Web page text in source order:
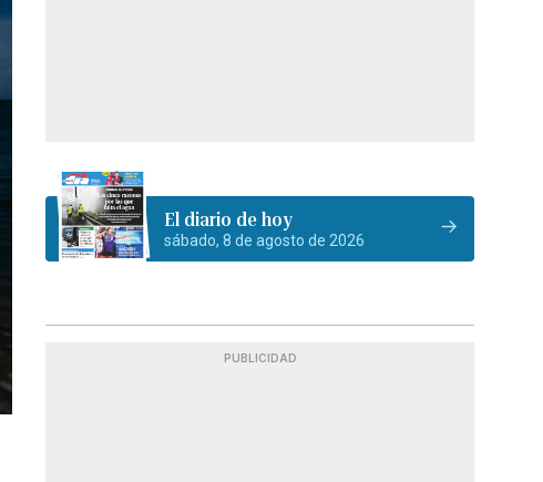
El diario de hoy
sábado, 8 de agosto de 2026
PUBLICIDAD